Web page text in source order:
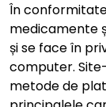
În
medicamente
și se face în
computer.
metode de